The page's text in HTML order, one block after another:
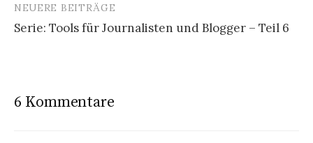
i
a
NEUERE BEITRÄGE
Serie: Tools für Journalisten und Blogger – Teil 6
6 Kommentare